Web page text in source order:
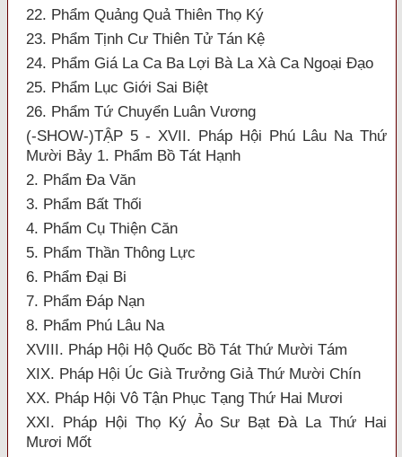
22. Phẩm Quảng Quả Thiên Thọ Ký
23. Phẩm Tịnh Cư Thiên Tử Tán Kệ
24. Phẩm Giá La Ca Ba Lợi Bà La Xà Ca Ngoại Đạo
25. Phẩm Lục Giới Sai Biệt
26. Phẩm Tứ Chuyển Luân Vương
(-SHOW-)TẬP 5 - XVII. Pháp Hội Phú Lâu Na Thứ
Mười Bảy 1. Phẩm Bồ Tát Hạnh
2. Phẩm Đa Văn
3. Phẩm Bất Thối
4. Phẩm Cụ Thiện Căn
5. Phẩm Thần Thông Lực
6. Phẩm Đại Bi
7. Phẩm Đáp Nạn
8. Phẩm Phú Lâu Na
XVIII. Pháp Hội Hộ Quốc Bồ Tát Thứ Mười Tám
XIX. Pháp Hội Úc Già Trưởng Giả Thứ Mười Chín
XX. Pháp Hội Vô Tận Phục Tạng Thứ Hai Mươi
XXI. Pháp Hội Thọ Ký Ảo Sư Bạt Đà La Thứ Hai
Mươi Mốt